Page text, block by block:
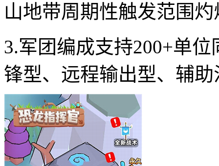
山地带周期性触发范围
3.军团编成支持200+单
锋型、远程输出型、辅